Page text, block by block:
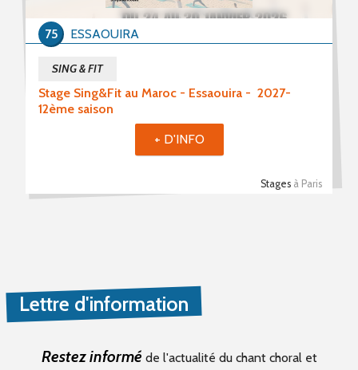
Stage Sing&Fit au Maroc - Essaouira - 2027-
12ème saison
SING & FIT
Stages à Paris
ESSAOUIRA
75
+ D'INFO
Lettre d'information
Restez informé de l'actualité du chant choral et